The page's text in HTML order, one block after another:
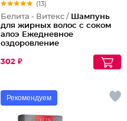
(13)
Белита - Витекс / Шампунь
для жирных волос с соком
алоэ Ежедневное
оздоровление
302 ₽
Рекомендуем